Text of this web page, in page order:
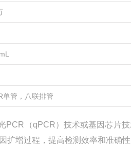
单管，八联排管
PCR（qPCR）技术或基因芯片
扩增过程，提高检测效率和准确